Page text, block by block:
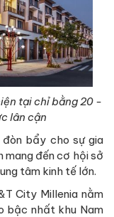
tại chỉ bằng 20 -
lân cận
bẩy cho sự gia
đến cơ hội sở
tâm kinh tế lớn.
City Millenia nằm
bậc nhất khu Nam